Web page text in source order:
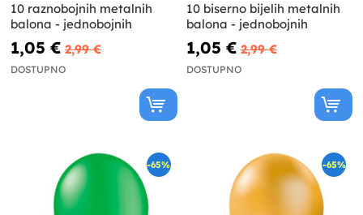
10 raznobojnih metalnih
balona - jednobojnih
1,05 € 2,99 €
DOSTUPNO
10 biserno bijelih metalnih
balona - jednobojnih
1,05 € 2,99 €
DOSTUPNO
-65% -65%